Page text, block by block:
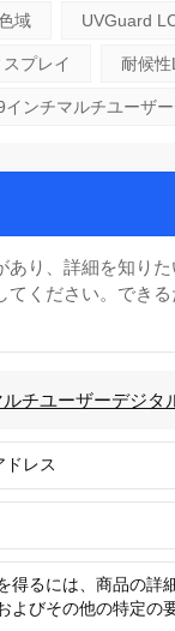
域 UVGuard
プレイ 耐候
インチマルチユーザ
あり、詳細を知りた
てください。でき
チユーザーデジタ